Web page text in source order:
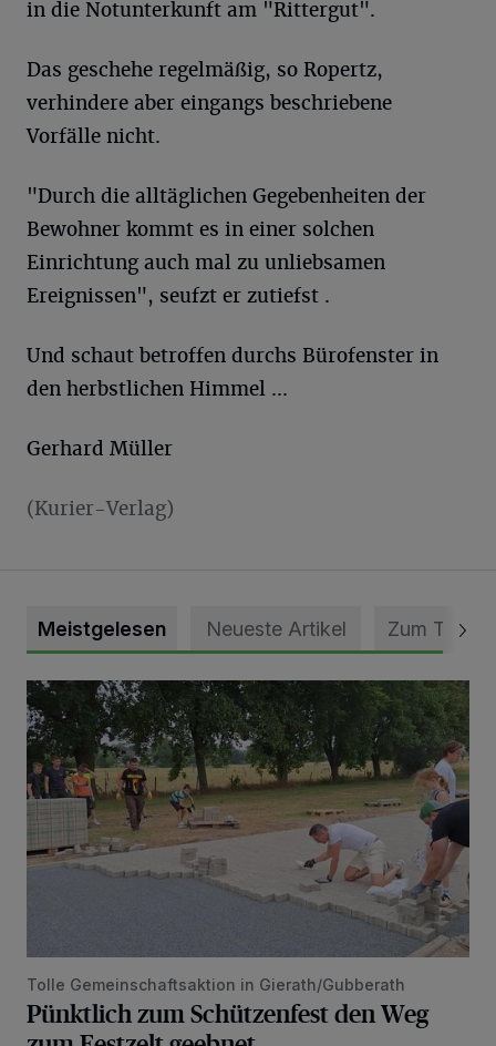
in die Notunterkunft am "Rittergut".
Das geschehe regelmäßig, so Ropertz,
verhindere aber eingangs beschriebene
Vorfälle nicht.
"Durch die alltäglichen Gegebenheiten der
Bewohner kommt es in einer solchen
Einrichtung auch mal zu unliebsamen
Ereignissen", seufzt er zutiefst .
Und schaut betroffen durchs Bürofenster in
den herbstlichen Himmel ...
Gerhard Müller
(Kurier-Verlag)
Meistgelesen Neueste Artikel Zum Thema
Pünktlich zum Schützenfest den Weg zum Festzelt
Tolle Gemeinschaftsaktion in Gierath/Gubberath
Pünktlich zum Schützenfest den Weg